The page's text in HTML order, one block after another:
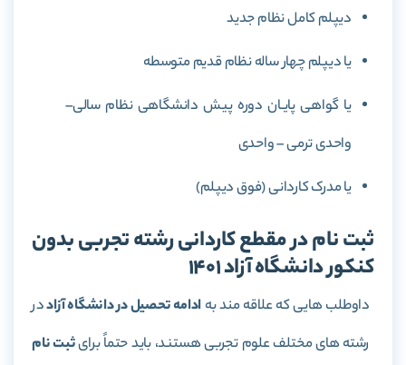
دیپلم کامل نظام جدید
یا دیپلم چهار ساله نظام قدیم متوسطه
یا گواهی پایـان دوره پیش دانشگاهی نظام سالی–
واحدی ترمی – واحدی
یا مدرک کاردانی (فوق دیپلم)
ثبت نام در مقطع کاردانی رشته تجربی بدون
کنکور دانشگاه آزاد 1401
داوطلب هایی که علاقه مند به ادامه تحصیل در دانشگاه آزاددر
رشته های مختلف علوم تجربی هستند، باید حتماً برایثبت نام